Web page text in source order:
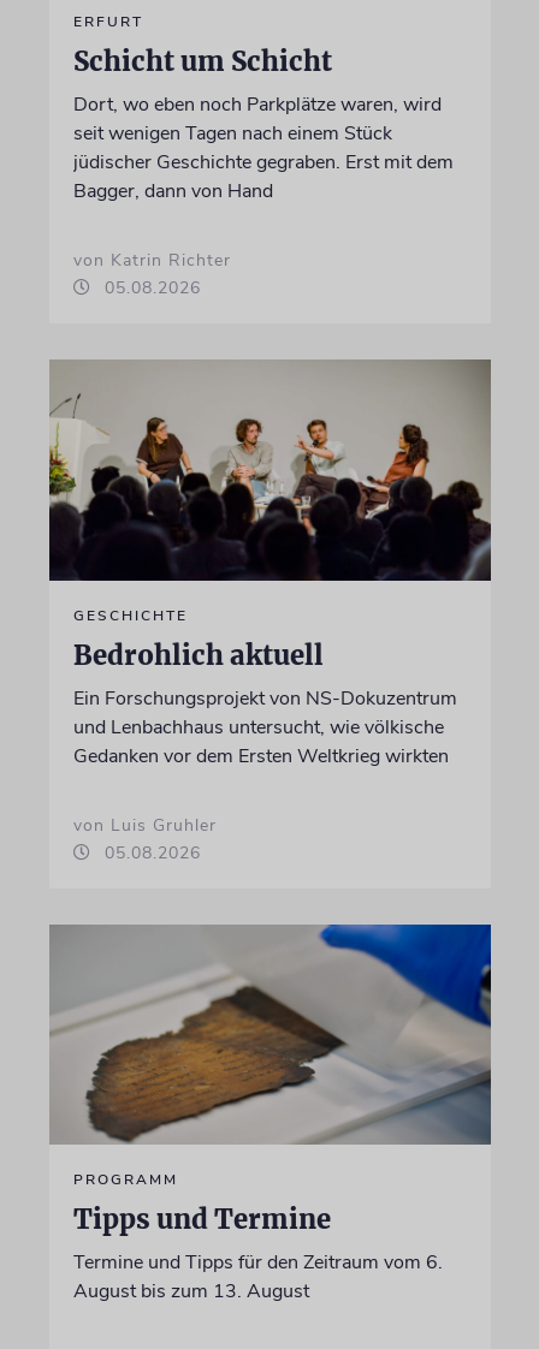
ERFURT
Schicht um Schicht
Dort, wo eben noch Parkplätze waren, wird
seit wenigen Tagen nach einem Stück
jüdischer Geschichte gegraben. Erst mit dem
Bagger, dann von Hand
von Katrin Richter
05.08.2026
GESCHICHTE
Bedrohlich aktuell
Ein Forschungsprojekt von NS-Dokuzentrum
und Lenbachhaus untersucht, wie völkische
Gedanken vor dem Ersten Weltkrieg wirkten
von Luis Gruhler
05.08.2026
PROGRAMM
Tipps und Termine
Termine und Tipps für den Zeitraum vom 6.
August bis zum 13. August